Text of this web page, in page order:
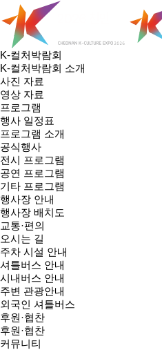
K-컬처박람회
K-컬처박람회 소개
사진 자료
영상 자료
프로그램
행사 일정표
프로그램 소개
공식행사
전시 프로그램
공연 프로그램
기타 프로그램
행사장 안내
행사장 배치도
교통·편의
오시는 길
주차 시설 안내
셔틀버스 안내
시내버스 안내
주변 관광안내
외국인 셔틀버스
후원·협찬
후원·협찬
커뮤니티